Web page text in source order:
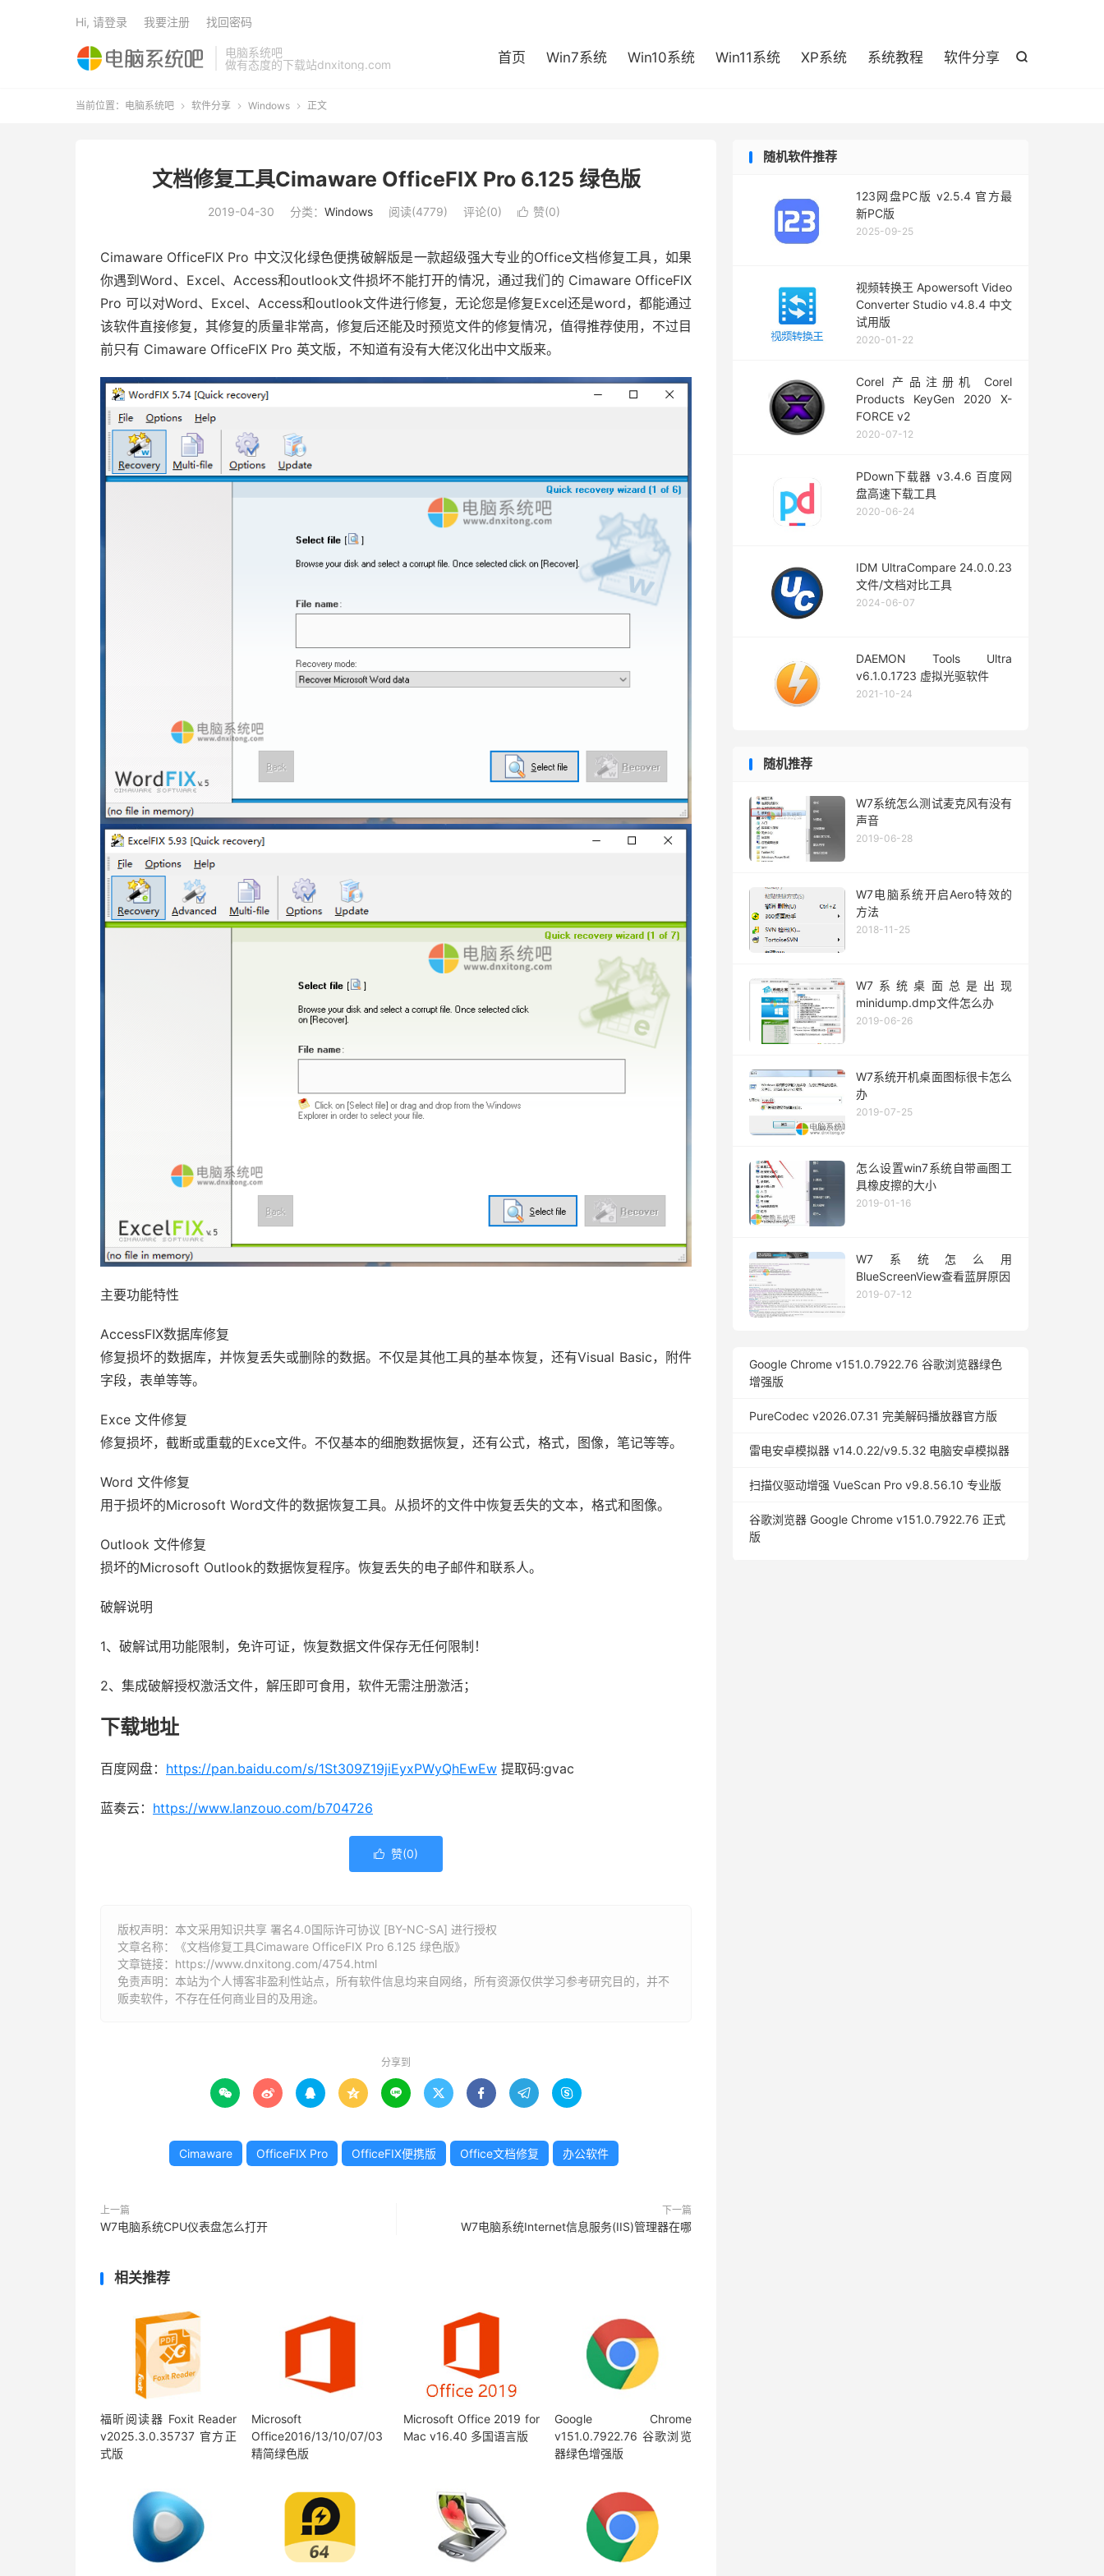
电脑系统吧
做有态度的下载站dnxitong.com

首页 Win7系统 Win10系统 Win11系统 XP系统 系统教程 软件分享
Hi, 请登录 我要注册 找回密码
当前位置： 电脑系统吧  软件分享  Windows  正文
文档修复工具Cimaware OfficeFIX Pro 6.125 绿色版
2019-04-30 分类： Windows 阅读(4779) 评论(0)  赞(0)
Cimaware OfficeFIX Pro 中文汉化绿色便携破解版是一款超级强大专业的Office文档修复工具，如果
你遇到Word、Excel、Access和outlook文件损坏不能打开的情况，通过我们的 Cimaware OfficeFIX
Pro 可以对Word、Excel、Access和outlook文件进行修复，无论您是修复Excel还是word，都能通过
该软件直接修复，其修复的质量非常高，修复后还能及时预览文件的修复情况，值得推荐使用，不过目
前只有 Cimaware OfficeFIX Pro 英文版，不知道有没有大佬汉化出中文版来。
主要功能特性
AccessFIX数据库修复
修复损坏的数据库，并恢复丢失或删除的数据。不仅是其他工具的基本恢复，还有Visual Basic，附件
字段，表单等等。
Exce 文件修复
修复损坏，截断或重载的Exce文件。不仅基本的细胞数据恢复，还有公式，格式，图像，笔记等等。
Word 文件修复
用于损坏的Microsoft Word文件的数据恢复工具。从损坏的文件中恢复丢失的文本，格式和图像。
Outlook 文件修复
损坏的Microsoft Outlook的数据恢复程序。恢复丢失的电子邮件和联系人。
破解说明
1、破解试用功能限制，免许可证，恢复数据文件保存无任何限制！
2、集成破解授权激活文件，解压即可食用，软件无需注册激活；
下载地址
百度网盘： https://pan.baidu.com/s/1St309Z19jiEyxPWyQhEwEw 提取码:gvac
蓝奏云： https://www.lanzouo.com/b704726
 赞(0)
版权声明：本文采用知识共享 署名4.0国际许可协议 [BY-NC-SA] 进行授权
文章名称：《文档修复工具Cimaware OfficeFIX Pro 6.125 绿色版》
文章链接： https://www.dnxitong.com/4754.html
免责声明：本站为个人博客非盈利性站点，所有软件信息均来自网络，所有资源仅供学习参考研究目的，并不
贩卖软件，不存在任何商业目的及用途。
分享到
        
Cimaware OfficeFIX Pro OfficeFIX便携版 Office文档修复 办公软件
上一篇
W7电脑系统CPU仪表盘怎么打开
下一篇
W7电脑系统Internet信息服务(IIS)管理器在哪
相关推荐
福昕阅读器 Foxit Reader
v2025.3.0.35737 官方正
式版
Microsoft
Office2016/13/10/07/03
精简绿色版
Microsoft Office 2019 for
Mac v16.40 多国语言版
Google Chrome
v151.0.7922.76 谷歌浏览
器绿色增强版
随机软件推荐
123网盘PC版 v2.5.4 官方最
新PC版
2025-09-25
视频转换王 Apowersoft Video
Converter Studio v4.8.4 中文
试用版
2020-01-22
Corel 产品注册机 Corel
Products KeyGen 2020 X-
FORCE v2
2020-07-12
PDown下载器 v3.4.6 百度网
盘高速下载工具
2020-06-24
IDM UltraCompare 24.0.0.23
文件/文档对比工具
2024-06-07
DAEMON Tools Ultra
v6.1.0.1723 虚拟光驱软件
2021-10-24
随机推荐
W7系统怎么测试麦克风有没有
声音
2019-06-28
W7电脑系统开启Aero特效的
方法
2018-11-25
W7系统桌面总是出现
minidump.dmp文件怎么办
2019-06-26
W7系统开机桌面图标很卡怎么
办
2019-07-25
怎么设置win7系统自带画图工
具橡皮擦的大小
2019-01-16
W7系统怎么用
BlueScreenView查看蓝屏原因
2019-07-12
Google Chrome v151.0.7922.76 谷歌浏览器绿色
增强版
PureCodec v2026.07.31 完美解码播放器官方版
雷电安卓模拟器 v14.0.22/v9.5.32 电脑安卓模拟器
扫描仪驱动增强 VueScan Pro v9.8.56.10 专业版
谷歌浏览器 Google Chrome v151.0.7922.76 正式
版